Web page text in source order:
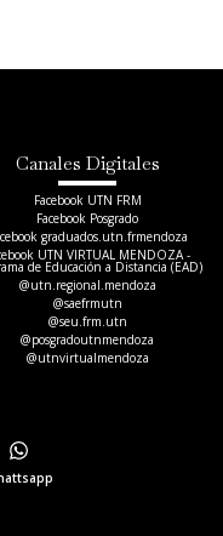
Canales Digitales
Facebook UTN FRM
Facebook Posgrado
graduados.utn.frmendoza
UTN VIRTUAL MENDOZA -
de Educación a Distancia (EAD)
@utn.regional.mendoza
@saefrmutn
@seu.frm.utn
@posgradoutnmendoza
@utnvirtualmendoza